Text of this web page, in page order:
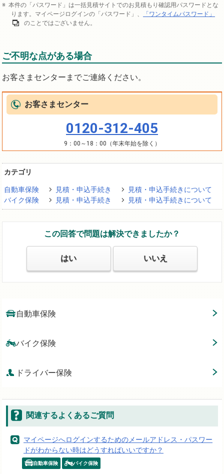
本件の「パスワード」は一括見積サイトでのお見積もり確認用パスワードとな
ります。マイページログインの「パスワード」、
「ワンタイムパスワード」
のことではございません。
ご不明な点がある場合
お客さまセンターまでご連絡ください。
お客さまセンター
0120-312-405
9：00～18：00（年末年始を除く）
カテゴリ
自動車保険 見積・申込手続き
見積・申込手続きについて
バイク保険
見積・申込手続き 見積・申込手続きについて
この回答で問題は解決できましたか？
はい いいえ
自動車保険
バイク保険
ドライバー保険
関連するよくあるご質問
マイページへログインするためのメールアドレス・パスワー
ドがわからない時はどうすればいいですか？
自動車保険 バイク保険